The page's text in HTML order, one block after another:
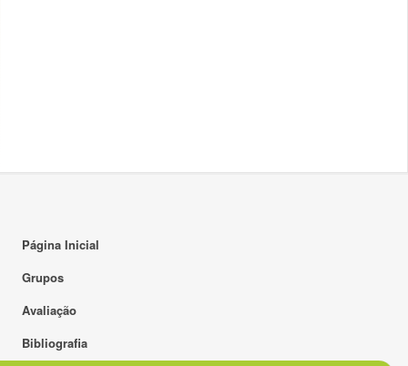
23:00
Página Inicial
Grupos
Avaliação
Bibliografia